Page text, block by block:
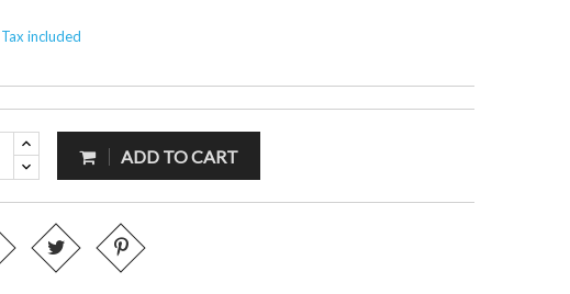
Tax included
ADD TO CART